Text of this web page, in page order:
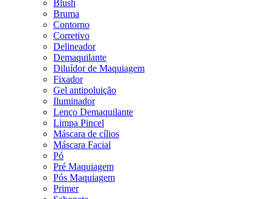
Blush
Bruma
Contorno
Corretivo
Delineador
Demaquilante
Diluídor de Maquiagem
Fixador
Gel antipoluição
Iluminador
Lenço Demaquilante
Limpa Pincel
Máscara de cílios
Máscara Facial
Pó
Pré Maquiagem
Pós Maquiagem
Primer